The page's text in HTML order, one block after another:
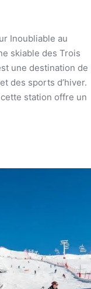
Inoubliable au
skiable des Trois
une destination de
des sports d’hiver.
station offre un